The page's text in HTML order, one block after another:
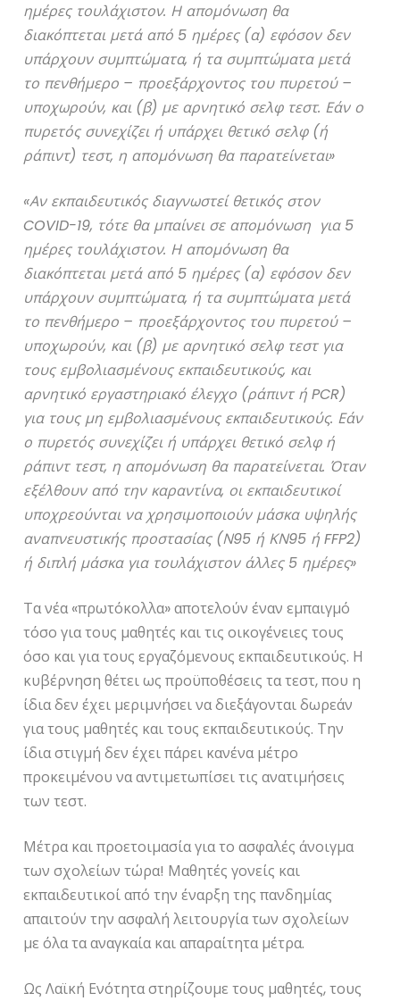
ημέρες τουλάχιστον. Η απομόνωση θα
διακόπτεται μετά από 5 ημέρες (α) εφόσον δεν
υπάρχουν συμπτώματα, ή τα συμπτώματα μετά
το πενθήμερο – προεξάρχοντος του πυρετού –
υποχωρούν, και (β) με αρνητικό σελφ τεστ. Εάν ο
πυρετός συνεχίζει ή υπάρχει θετικό σελφ (ή
ράπιντ) τεστ, η απομόνωση θα παρατείνεται»
«Αν εκπαιδευτικός διαγνωστεί θετικός στον
COVID-19, τότε θα μπαίνει σε απομόνωση για 5
ημέρες τουλάχιστον. Η απομόνωση θα
διακόπτεται μετά από 5 ημέρες (α) εφόσον δεν
υπάρχουν συμπτώματα, ή τα συμπτώματα μετά
το πενθήμερο – προεξάρχοντος του πυρετού –
υποχωρούν, και (β) με αρνητικό σελφ τεστ για
τους εμβολιασμένους εκπαιδευτικούς, και
αρνητικό εργαστηριακό έλεγχο (ράπιντ ή PCR)
για τους μη εμβολιασμένους εκπαιδευτικούς. Εάν
ο πυρετός συνεχίζει ή υπάρχει θετικό σελφ ή
ράπιντ τεστ, η απομόνωση θα παρατείνεται. Όταν
εξέλθουν από την καραντίνα, οι εκπαιδευτικοί
υποχρεούνται να χρησιμοποιούν μάσκα υψηλής
αναπνευστικής προστασίας (Ν95 ή ΚΝ95 ή FFP2)
ή διπλή μάσκα για τουλάχιστον άλλες 5 ημέρες»
Τα νέα «πρωτόκολλα» αποτελούν έναν εμπαιγμό
τόσο για τους μαθητές και τις οικογένειες τους
όσο και για τους εργαζόμενους εκπαιδευτικούς. Η
κυβέρνηση θέτει ως προϋποθέσεις τα τεστ, που η
ίδια δεν έχει μεριμνήσει να διεξάγονται δωρεάν
για τους μαθητές και τους εκπαιδευτικούς. Την
ίδια στιγμή δεν έχει πάρει κανένα μέτρο
προκειμένου να αντιμετωπίσει τις ανατιμήσεις
των τεστ.
Μέτρα και προετοιμασία για το ασφαλές άνοιγμα
των σχολείων τώρα! Μαθητές γονείς και
εκπαιδευτικοί από την έναρξη της πανδημίας
απαιτούν την ασφαλή λειτουργία των σχολείων
με όλα τα αναγκαία και απαραίτητα μέτρα.
Ως Λαϊκή Ενότητα στηρίζουμε τους μαθητές, τους